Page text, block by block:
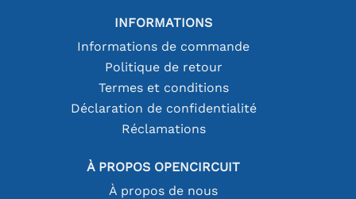
INFORMATIONS
Informations de commande
Politique de retour
Termes et conditions
Déclaration de confidentialité
Réclamations
À PROPOS OPENCIRCUIT
À propos de nous